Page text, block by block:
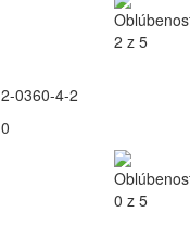
2-0360-4-2
0